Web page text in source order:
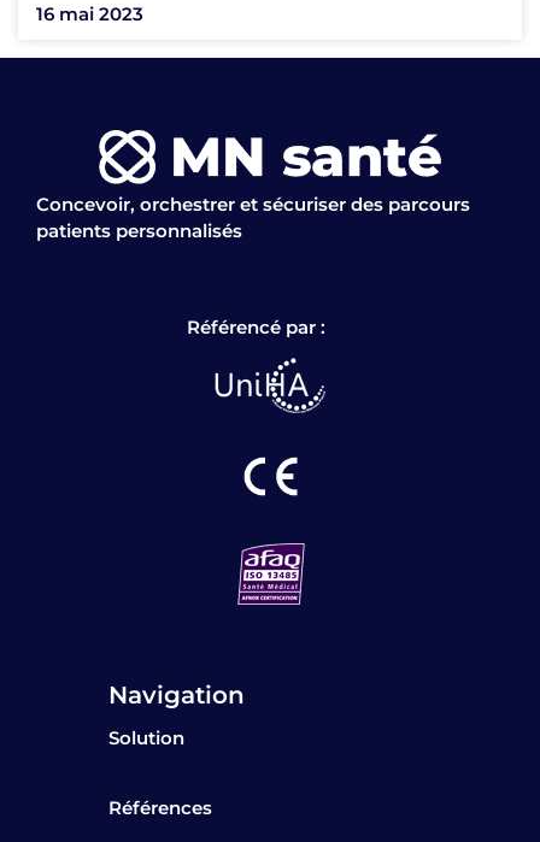
16 mai 2023
Concevoir, orchestrer et sécuriser des parcours
patients personnalisés
Référencé par :
Navigation
Solution
Références